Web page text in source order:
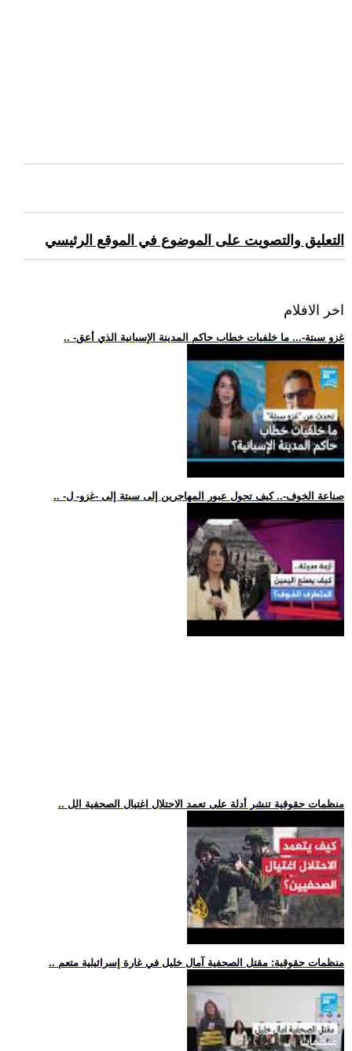
التعليق والتصويت على الموضوع في الموقع الرئيسي
اخر الافلام
.. -غزو سبتة-... ما خلفيات خطاب حاكم المدينة الإسبانية الذي أعق
.. -صناعة الخوف-.. كيف تحول عبور المهاجرين إلى سبتة إلى -غزو- ل
.. منظمات حقوقية تنشر أدلة على تعمد الاحتلال اغتيال الصحفية الل
.. منظمات حقوقية: مقتل الصحفية آمال خليل في غارة إسرائيلية متعم